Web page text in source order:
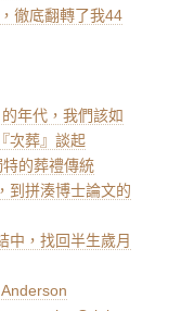
徹底翻轉了我44
年代，我們該如
次葬』談起
的葬禮傳統
到拼湊博士論文的
中，找回半生歲月